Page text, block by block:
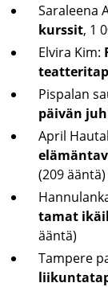
Sa­ra­lee­na
kurssit, 1
El­vi­ra Kim:
Pis­pa­lan
päi­vän
April
(209 ääntä)
ta­mat
ääntä)
Tam­pe­re